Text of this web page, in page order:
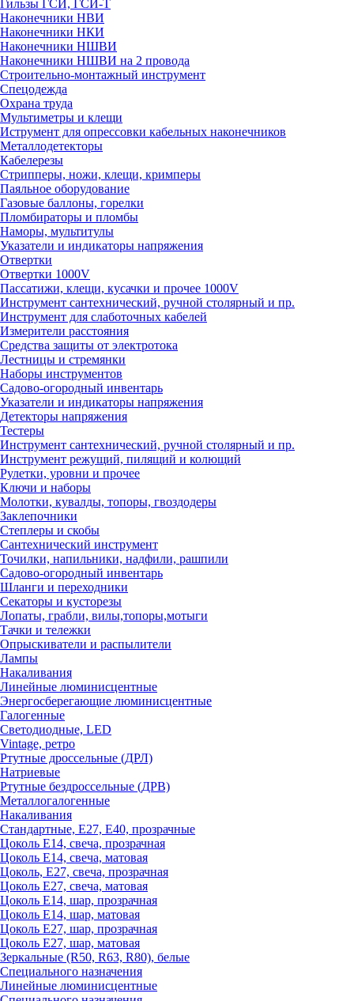
Гильзы ГСИ, ГСИ-Т
Наконечники НВИ
Наконечники НКИ
Наконечники НШВИ
Наконечники НШВИ на 2 провода
Строительно-монтажный инструмент
Спецодежда
Охрана труда
Мультиметры и клещи
Иструмент для опрессовки кабельных наконечников
Металлодетекторы
Кабелерезы
Стрипперы, ножи, клещи, кримперы
Паяльное оборудование
Газовые баллоны, горелки
Пломбираторы и пломбы
Наморы, мультитулы
Указатели и индикаторы напряжения
Отвертки
Отвертки 1000V
Пассатижи, клещи, кусачки и прочее 1000V
Инструмент сантехнический, ручной столярный и пр.
Инструмент для слаботочных кабелей
Измерители расстояния
Средства защиты от электротока
Лестницы и стремянки
Наборы инструментов
Садово-огородный инвентарь
Указатели и индикаторы напряжения
Детекторы напряжения
Тестеры
Инструмент сантехнический, ручной столярный и пр.
Инструмент режущий, пилящий и колющий
Рулетки, уровни и прочее
Ключи и наборы
Молотки, кувалды, топоры, гвоздодеры
Заклепочники
Степлеры и скобы
Сантехнический инструмент
Точилки, напильники, надфили, рашпили
Садово-огородный инвентарь
Шланги и переходники
Секаторы и кусторезы
Лопаты, грабли, вилы,топоры,мотыги
Тачки и тележки
Опрыскиватели и распылители
Лампы
Накаливания
Линейные люминисцентные
Энергосберегающие люминисцентные
Галогенные
Светодиодные, LED
Vintage, ретро
Ртутные дроссельные (ДРЛ)
Натриевые
Ртутные бездроссельные (ДРВ)
Металлогалогенные
Накаливания
Стандартные, Е27, Е40, прозрачные
Цоколь Е14, свеча, прозрачная
Цоколь Е14, свеча, матовая
Цоколь, Е27, свеча, прозрачная
Цоколь Е27, свеча, матовая
Цоколь Е14, шар, прозрачная
Цоколь Е14, шар, матовая
Цоколь Е27, шар, прозрачная
Цоколь Е27, шар, матовая
Зеркальные (R50, R63, R80), белые
Специального назначения
Линейные люминисцентные